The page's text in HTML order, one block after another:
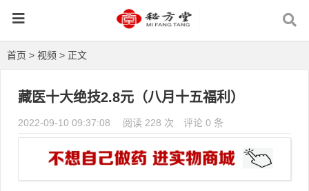
首页 > 视频 > 正文
藏医十大绝技2.8元（八月十五福利）
2022-09-10 09:37:08 阅读 228 次 评论 0 条